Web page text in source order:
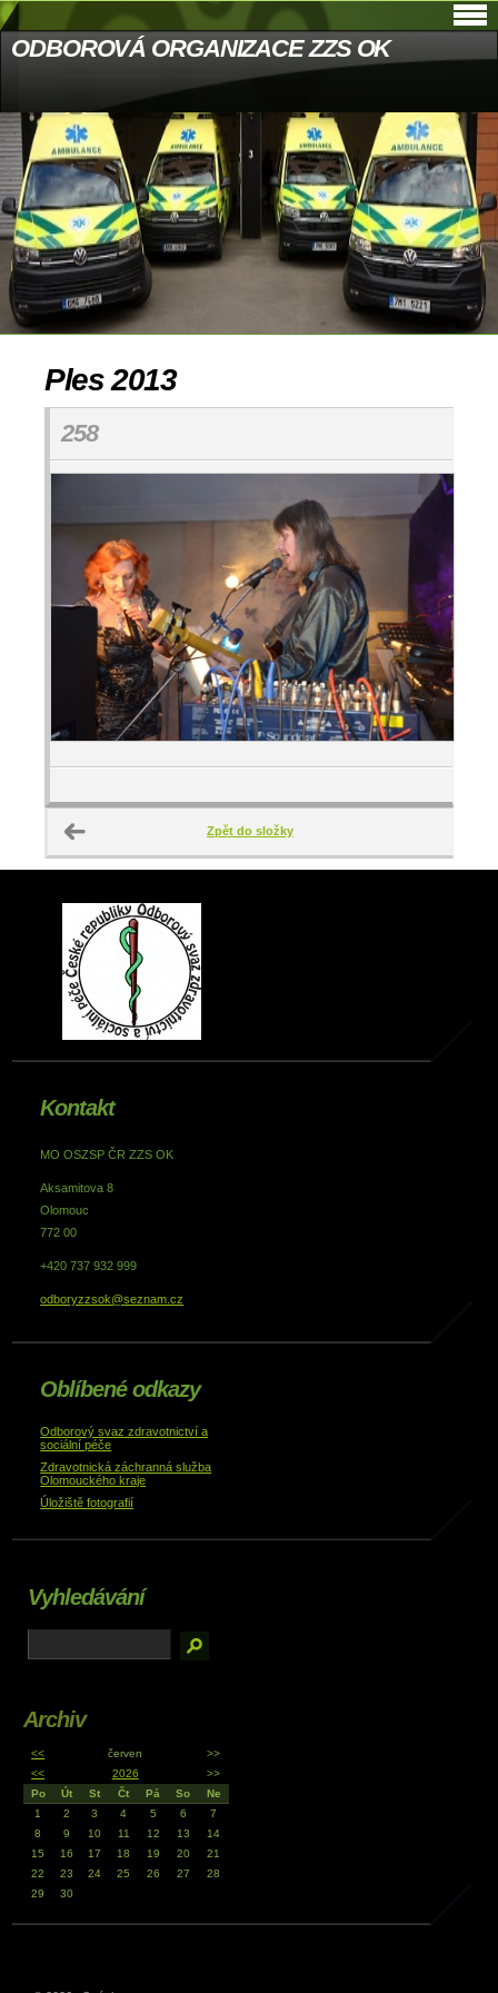
ODBOROVÁ ORGANIZACE ZZS OK
Ples 2013
258
Zpět do složky
Kontakt
MO OSZSP ČR ZZS OK
Aksamitova 8
Olomouc
772 00
+420 737 932 999
odboryzzsok@seznam.cz
Oblíbené odkazy
Odborový svaz zdravotnictví a
sociální péče
Zdravotnická záchranná služba
Olomouckého kraje
Úložiště fotografií
Vyhledávání
Archiv
<< červen
>>
<<
2026
>>
Po
Út St Čt Pá So
Ne
1
2 3 4 5 6
7
8
9 10 11 12 13
14
15
16 17 18 19 20
21
22
23 24 25 26 27
28
29
30